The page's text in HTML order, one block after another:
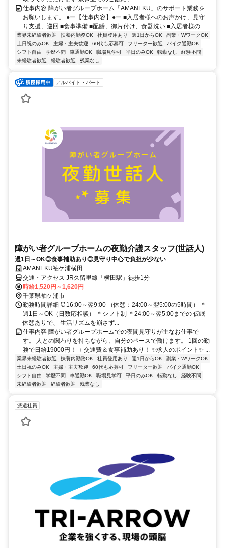
仕事内容 障がい者グループホーム「AMANEKU」のサポート業務を
お願いします。 ●ー【仕事内容】●ー ■入居者様へのお声かけ、見守
り支援、巡回 ■食事準備 ■配膳、御片付け、食器洗い ■入居者様の...
業界未経験者歓迎 扶養内勤務OK 社員登用あり 週1日からOK
副業・WワークOK
土日祝のみOK
主婦・主夫歓迎 60代も応募可 フリーター歓迎
バイク通勤OK
シフト自由
学歴不問 車通勤OK 職場見学可 平日のみOK 転勤なし
経験不問
未経験者歓迎
経験者歓迎 残業なし
アルバイト・パート
障がい者グループホームの夜勤介護スタッフ(世話人)
週1日～OK◎食事補助あり◎見守り中心で負担が少ない
AMANEKU袖ケ浦横田
交通・アクセス JR久留里線「横田駅」徒歩1分
時給1,520円～1,620円
千葉県袖ケ浦市
勤務時間詳細 ⏰16:00～翌9:00 （休憩：24:00～翌5:00の5時間） ＊
週1日～OK（日数応相談） ＊シフト制 ＊24:00～翌5:00までの 仮眠
休憩ありで、 生活リズムを崩さず...
仕事内容 障がい者グループホームでの夜間見守りが主なお仕事で
す。 人との関わりを持ちながら、自分のペースで働けます。 1回の勤
務で日給19000円！ ＋交通費＆食事補助あり！ ✨求人のポイント✨ ...
業界未経験者歓迎 扶養内勤務OK 社員登用あり 週1日からOK
副業・WワークOK
土日祝のみOK
主婦・主夫歓迎 60代も応募可 フリーター歓迎
バイク通勤OK
シフト自由
学歴不問 車通勤OK 職場見学可 平日のみOK 転勤なし
経験不問
未経験者歓迎
経験者歓迎 残業なし
派遣社員